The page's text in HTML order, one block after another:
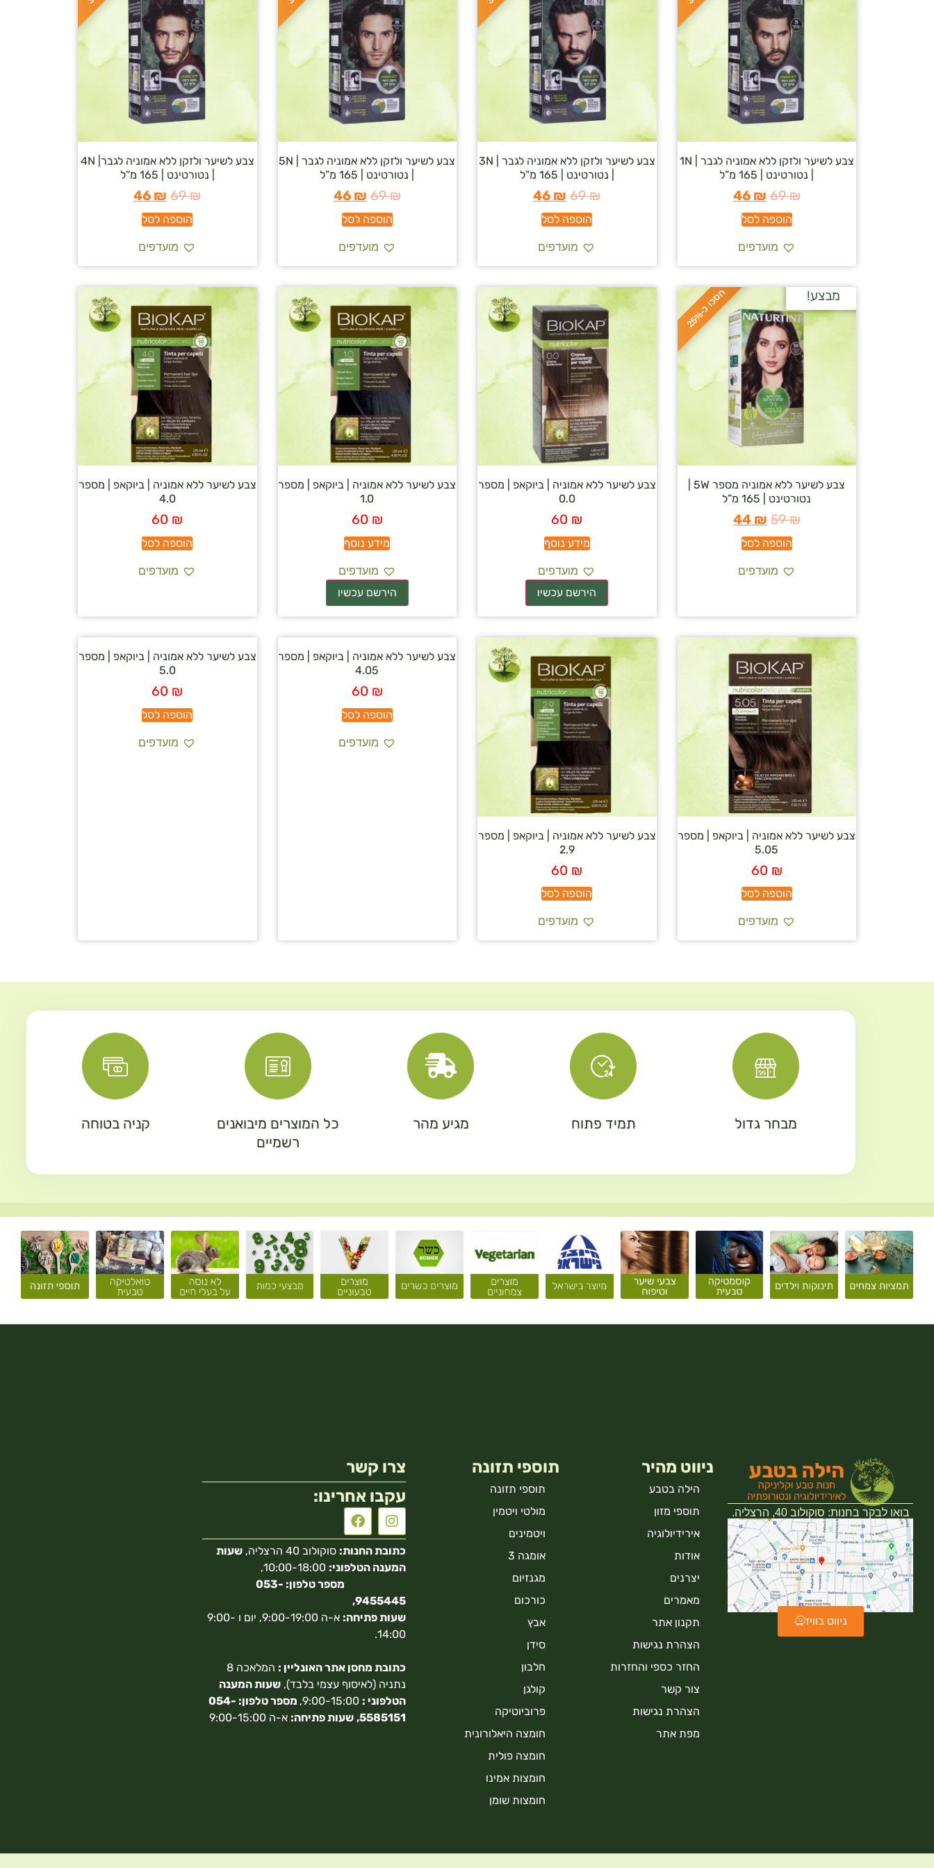
צבע לשיער ולזקן ללא אמוניה לגבר | 1N
| נטורטינט | 165 מ”ל
69₪
46 ₪
הוספה לסל
מועדפים
צבע לשיער ולזקן ללא אמוניה לגבר | 3N
| נטורטינט | 165 מ”ל
69₪
46 ₪
הוספה לסל
מועדפים
צבע לשיער ולזקן ללא אמוניה לגבר | 5N
| נטורטינט | 165 מ”ל
69₪
46 ₪
הוספה לסל
מועדפים
צבע לשיער ולזקן ללא אמוניה לגבר| 4N
| נטורטינט | 165 מ”ל
69₪
46 ₪
הוספה לסל
מועדפים
ח
ס
כ
ו
כ
-
2
5
% מבצע!
צבע לשיער ללא אמוניה מספר 5W |
נטורטינט | 165 מ”ל
59₪
44 ₪
הוספה לסל
מועדפים
צבע לשיער ללא אמוניה | ביוקאפ | מספר
0.0
60 ₪
מידע נוסף
מועדפים
צבע לשיער ללא אמוניה | ביוקאפ | מספר
1.0
60 ₪
מידע נוסף
מועדפים
צבע לשיער ללא אמוניה | ביוקאפ | מספר
4.0
60 ₪
הוספה לסל
מועדפים
צבע לשיער ללא אמוניה | ביוקאפ | מספר
5.05
60 ₪
הוספה לסל
מועדפים
צבע לשיער ללא אמוניה | ביוקאפ | מספר
2.9
60 ₪
הוספה לסל
מועדפים
צבע לשיער ללא אמוניה | ביוקאפ | מספר
4.05
60 ₪
הוספה לסל
מועדפים
צבע לשיער ללא אמוניה | ביוקאפ | מספר
5.0
60 ₪
הוספה לסל
מועדפים
מבחר גדול תמיד פתוח מגיע מהר
כל המוצרים מיבואנים
רשמיים
קניה בטוחה
בואו לבקר בחנות: סוקולוב 40, הרצליה.
ניווט בוויז
ניווט מהיר
הילה בטבע
תוספי מזון
אירידיולוגיה
אודות
יצרנים
מאמרים
תקנון אתר
הצהרת נגישות
החזר כספי והחזרות
צור קשר
הצהרת נגישות
מפת אתר
תוספי תזונה
תוספי תזונה
מולטי ויטמין
ויטמינים
אומגה 3
מגנזיום
כורכום
אבץ
סידן
חלבון
קולגן
פרוביוטיקה
חומצה היאלורונית
חומצה פולית
חומצות אמינו
חומצות שומן
צרו קשר
עקבו אחרינו:
כתובת החנות: סוקולוב 40 הרצליה,
שעות
המענה הטלפוני:
10:00-18:00,
מספר טלפון: 053-
9455445,
שעות פתיחה:
א-ה 9:00-19:00, יום ו 9:00-
14:00.
כתובת מחסן אתר האונליין :
המלאכה 8
נתניה (לאיסוף עצמי בלבד),שעות המענה
הטלפוני : 9:00-15:00,
מספר טלפון: 054-
5585151, שעות פתיחה: א-ה 9:00-15:00